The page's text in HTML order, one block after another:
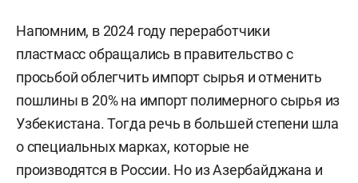
Напомним, в 2024 году переработчики
пластмасс обращались в правительство с
просьбой облегчить импорт сырья и отменить
пошлины в 20% на импорт полимерного сырья из
Узбекистана. Тогда речь в большей степени шла
о специальных марках, которые не
производятся в России. Но из Азербайджана и